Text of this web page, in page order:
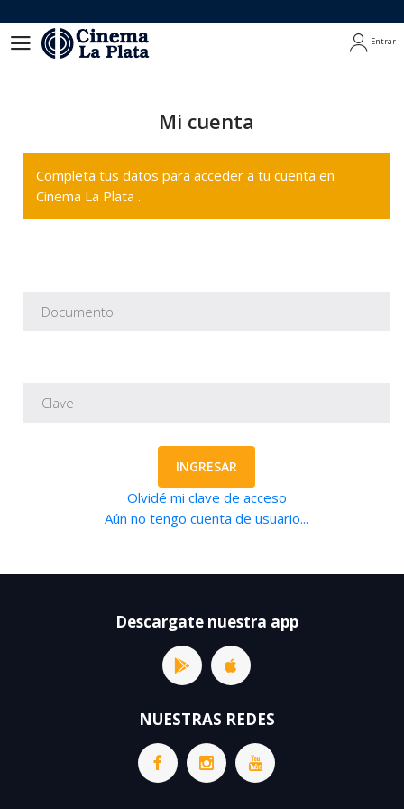
Entrar
Mi cuenta
Completa tus datos para acceder a tu cuenta en
Cinema La Plata .
INGRESAR
Olvidé mi clave de acceso
Aún no tengo cuenta de usuario...
Descargate nuestra app
NUESTRAS REDES